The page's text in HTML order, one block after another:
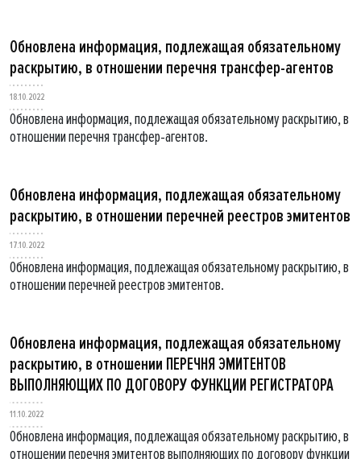
Обновлена информация, подлежащая обязательному
раскрытию, в отношении перечня трансфер-агентов
18.10.2022
Обновлена информация, подлежащая обязательному раскрытию, в
отношении перечня трансфер-агентов.
Обновлена информация, подлежащая обязательному
раскрытию, в отношении перечней реестров эмитентов
17.10.2022
Обновлена информация, подлежащая обязательному раскрытию, в
отношении перечней реестров эмитентов.
Обновлена информация, подлежащая обязательному
раскрытию, в отношении ПЕРЕЧНЯ ЭМИТЕНТОВ
ВЫПОЛНЯЮЩИХ ПО ДОГОВОРУ ФУНКЦИИ РЕГИСТРАТОРА
11.10.2022
Обновлена информация, подлежащая обязательному раскрытию, в
отношении перечня эмитентов выполняющих по договору функции